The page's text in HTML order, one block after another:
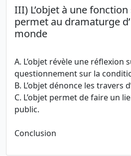
III) L’objet à une
permet au dramaturge
monde
A. L’objet révèle une réflexion
questionnement sur la
B. L’objet dénonce les travers
C. L’objet permet de faire un
public.
Conclusion